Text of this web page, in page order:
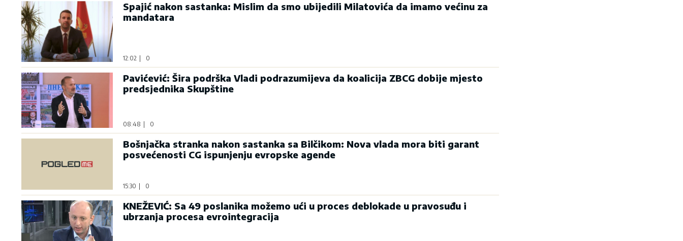
Spajić nakon sastanka: Mislim da smo ubijedili Milatovića da imamo većinu za
mandatara
12:02 0
Pavićević: Šira podrška Vladi podrazumijeva da koalicija ZBCG dobije mjesto
predsjednika Skupštine
08:48 0
Bošnjačka stranka nakon sastanka sa Bilčikom: Nova vlada mora biti garant
posvećenosti CG ispunjenju evropske agende
15:30 0
KNEŽEVIĆ: Sa 49 poslanika možemo ući u proces deblokade u pravosuđu i
ubrzanja procesa evrointegracija